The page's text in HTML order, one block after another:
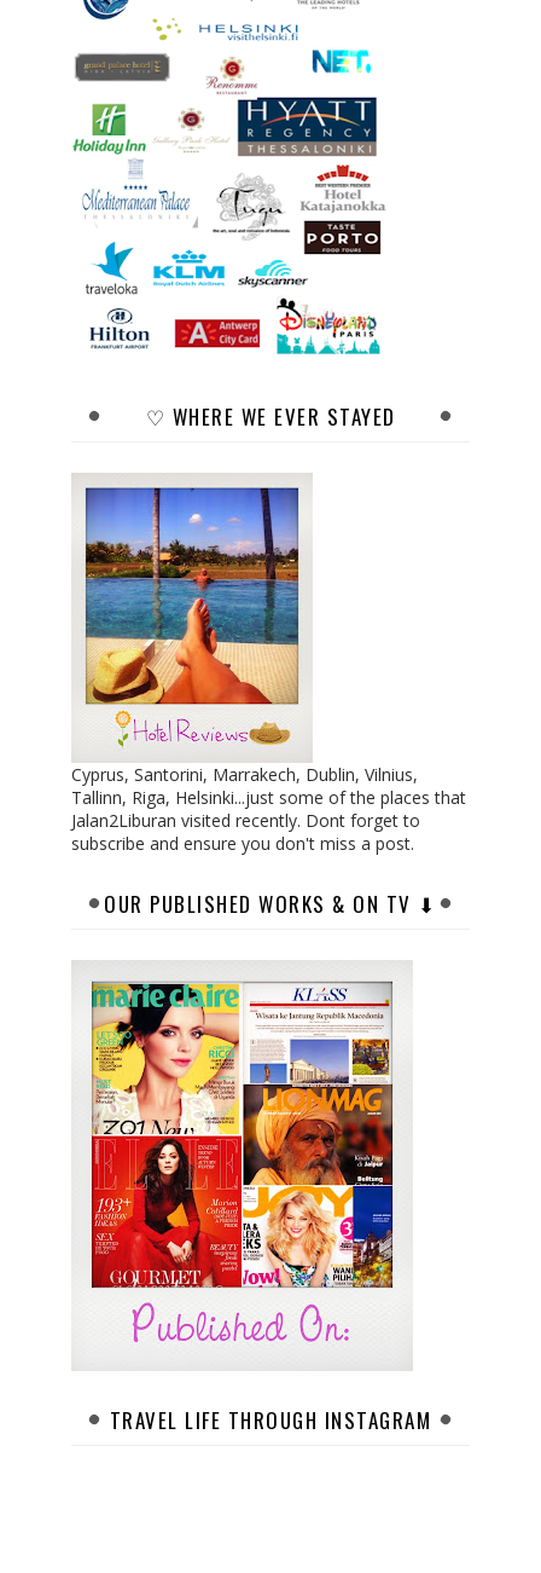
♡ WHERE WE EVER STAYED
Cyprus, Santorini, Marrakech, Dublin, Vilnius,
Tallinn, Riga, Helsinki...just some of the places that
Jalan2Liburan visited recently. Dont forget to
subscribe and ensure you don't miss a post.
OUR PUBLISHED WORKS & ON TV ⬇︎
TRAVEL LIFE THROUGH INSTAGRAM